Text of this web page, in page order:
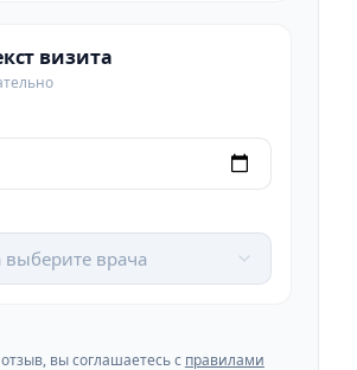
визита
выберите врача
вы соглашаетесь с правилами